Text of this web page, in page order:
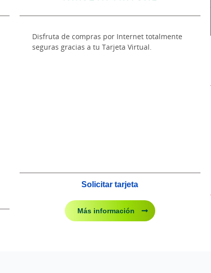
Disfruta de compras por Internet totalmente
seguras gracias a tu Tarjeta Virtual.
Solicitar tarjeta
Más información